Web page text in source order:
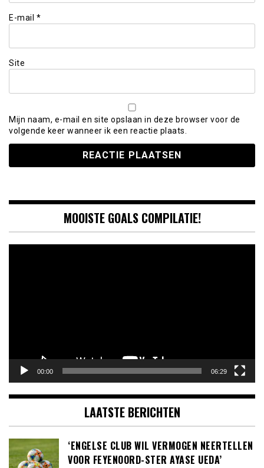
E-mail *
Site
Mijn naam, e-mail en site opslaan in deze browser voor de
volgende keer wanneer ik een reactie plaats.
MOOISTE GOALS COMPILATIE!
00:00 06:29
LAATSTE BERICHTEN
‘ENGELSE CLUB WIL VERMOGEN NEERTELLEN
VOOR FEYENOORD-STER AYASE UEDA’